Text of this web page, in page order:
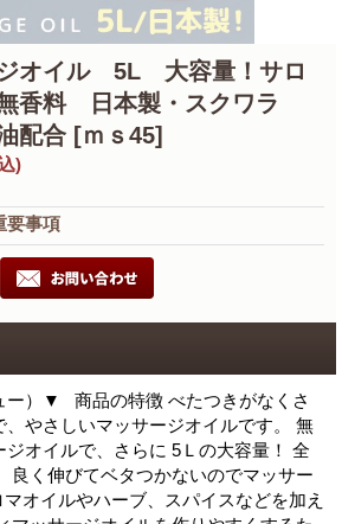
オイル 5L 大容量！サロ
香料 日本製・スクワラ
配合 [ｍｓ45]
)
要事項
ー）▼ 商品の特徴 べたつきがなくさ
、やさしいマッサージオイルです。 無
オイルで、さらに 5Ｌの大容量！ 全
良く伸びてベタつかないのでマッサー
オイルやハーブ、スパイスなどを加え